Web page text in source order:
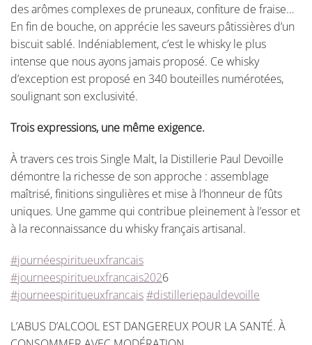
des arômes complexes de pruneaux, confiture de fraise…
En fin de bouche, on apprécie les saveurs pâtissières d’un
biscuit sablé. Indéniablement, c’est le whisky le plus
intense que nous ayons jamais proposé. Ce whisky
d’exception est proposé en 340 bouteilles numérotées,
soulignant son exclusivité.
Trois expressions, une même exigence.
À travers ces trois Single Malt, la Distillerie Paul Devoille
démontre la richesse de son approche : assemblage
maîtrisé, finitions singulières et mise à l’honneur de fûts
uniques. Une gamme qui contribue pleinement à l’essor et
à la reconnaissance du whisky français artisanal.
#journéespiritueuxfrancais
#journeespiritueuxfrancais2026
#journeespiritueuxfrancais#distilleriepauldevoille
L’ABUS D’ALCOOL EST DANGEREUX POUR LA SANTÉ. À